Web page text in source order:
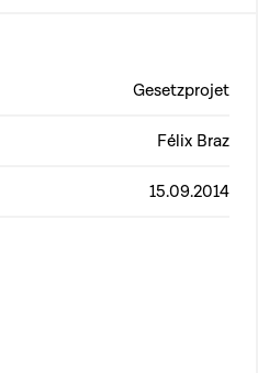
Gesetzprojet
Félix Braz
15.09.2014